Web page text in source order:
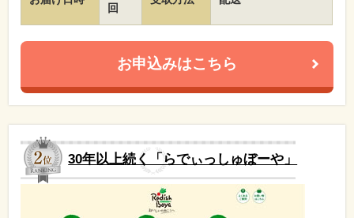
回
お申込みはこちら
30年以上続く「らでぃっしゅぼーや」